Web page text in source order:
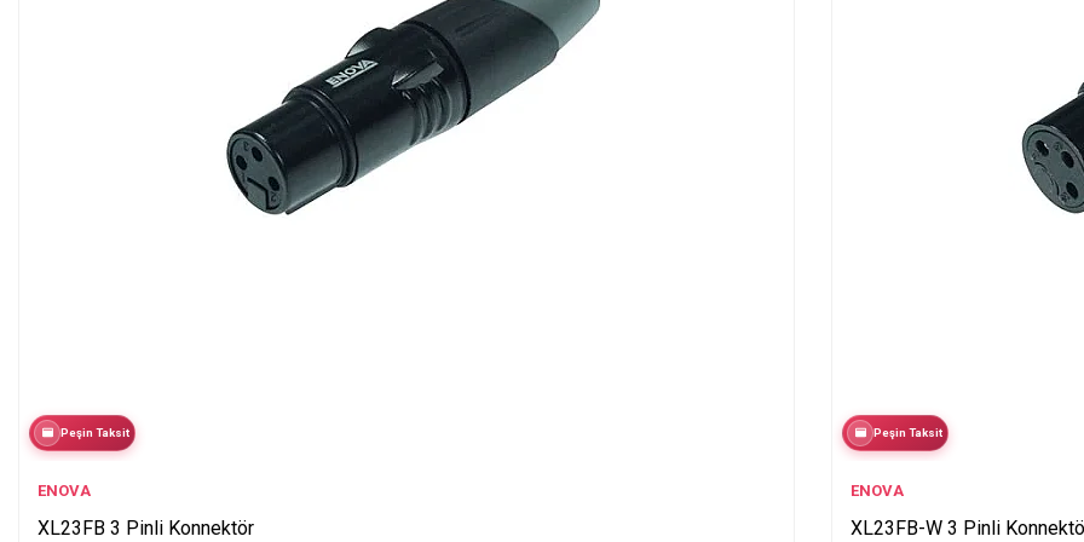
Peşin Taksit
ENOVA
XL23FB 3 Pinli Konnektör
Peşin Taksit
ENOVA
XL23FB-W 3 Pinli